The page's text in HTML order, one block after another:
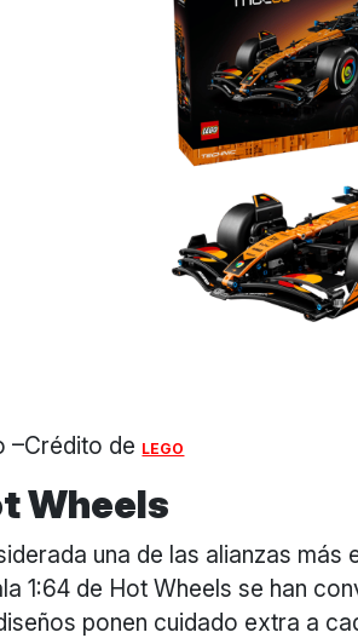
–Crédito de LEGO
Wheels
una de las alianzas más
1:64 de Hot Wheels se han
ponen cuidado extra a